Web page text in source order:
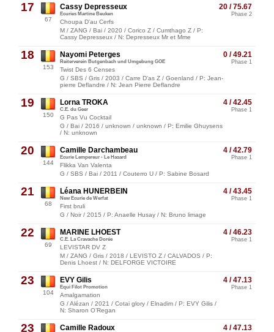
17
67
20 / 75.67
Phase 2
Cassy Depresseux
Ecuries Martine Beuken
Choupa D'au Cerfs
M / ZANG / Bai / 2020 / Corico Z / Cumthago Z / P:
Cassy Depresseux / N: Depresseux Mr et Mme
18
153
0 / 49.21
Phase 1
Nayomi Peterges
Reiterverein Butgenbach und Umgebung GOE
Twist Des 6 Censes
G / SBS / Gris / 2003 / Carre D'as Z / Goenland / P: Jean-
pierre Deflandre / N: Jean Pierre Deflandre
19
150
4 / 42.45
Phase 1
Lorna TROKA
C.E. du Geer
G Pas Vu Cocktail
G / Bai / 2016 / unknown / unknown / P: Emilie Ghuysens
/ N: unknown
20
144
4 / 42.79
Phase 1
Camille Darchambeau
Ecurie Lempereur - Le Hasard
Flikka Van Valenta
G / SBS / Bai / 2011 / Couterro U / P: Sabine Bosard
21
68
4 / 43.45
Phase 1
Léana HUNERBEIN
New Ecurie de Werfat
First bruli
G / Noir / 2015 / P: Anaelle Husay / N: Bruno limage
22
69
4 / 46.23
Phase 1
MARINE LHOEST
C.E. La Cravache Dorée
LEVISTAR DV Z
M / ZANG / Gris / 2018 / LEVISTO Z / CALVADOS / P:
Denis Lhoest / N: DELFORGE VICTOIRE
23
104
4 / 47.13
Phase 1
EVY Gilis
Equi Filot Promotion
Amalgamation
G / Alézan / 2021 / Cotai glory / Elnadim / P: EVY Gilis /
N: Sharon O’Regan
23 4 / 47.13
Camille Radoux